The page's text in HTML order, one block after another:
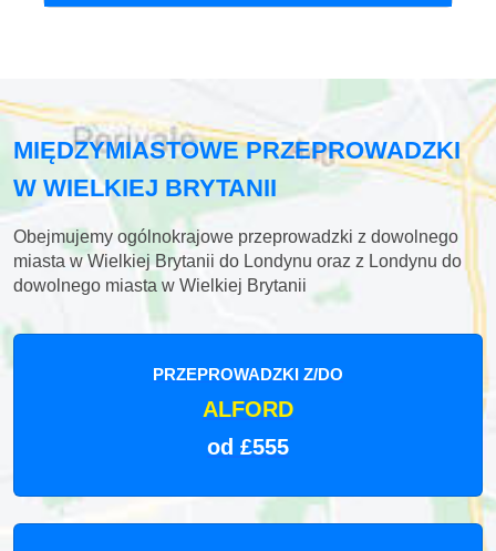
MIĘDZYMIASTOWE PRZEPROWADZKI
W WIELKIEJ BRYTANII
Obejmujemy ogólnokrajowe przeprowadzki z dowolnego
miasta w Wielkiej Brytanii do Londynu oraz z Londynu do
dowolnego miasta w Wielkiej Brytanii
PRZEPROWADZKI Z/DO
ALFORD
od £555